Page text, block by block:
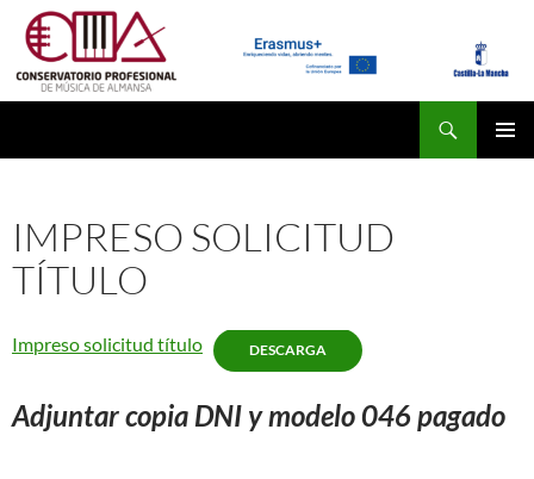
Saltar
contenido
IMPRESO SOLICITUD
TÍTULO
Impreso solicitud título DESCARGA
Adjuntar copia DNI y modelo 046 pagado